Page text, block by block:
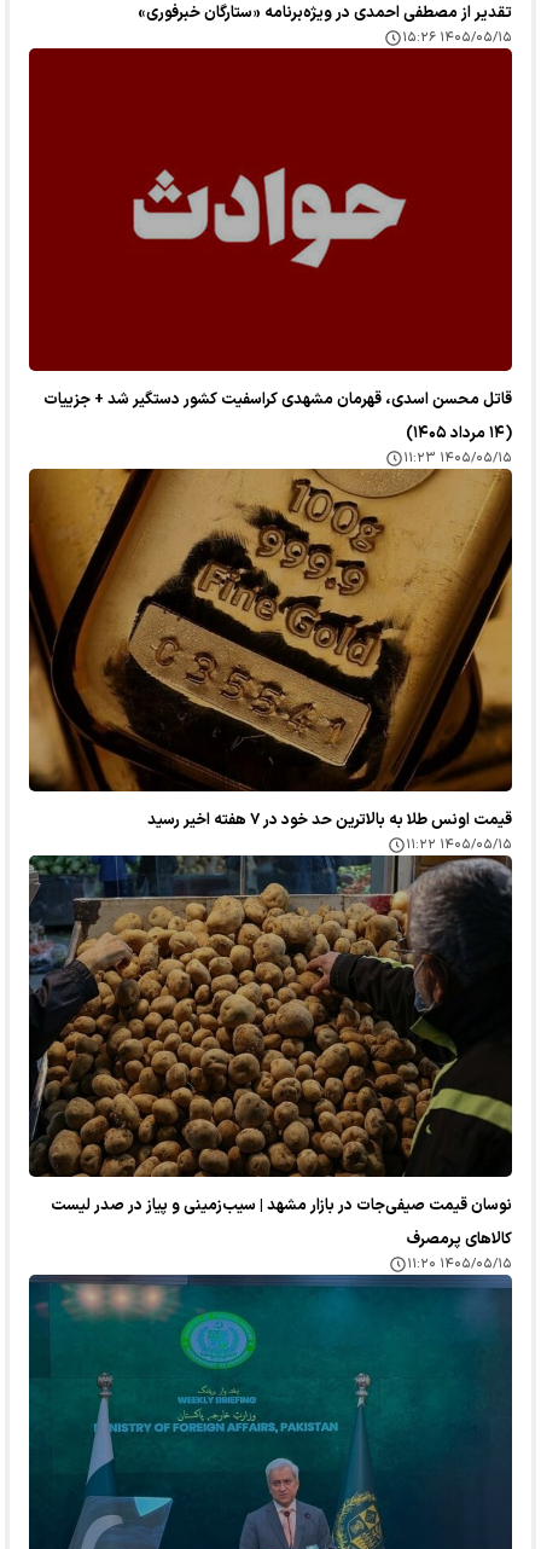
تقدیر از مصطفی احمدی در ویژه‌برنامه «ستارگان خبرفوری»
۱۴۰۵/۰۵/۱۵ ۱۵:۲۶
قاتل محسن اسدی، قهرمان مشهدی کراسفیت کشور دستگیر شد + جزییات
(۱۴ مرداد ۱۴۰۵)
۱۴۰۵/۰۵/۱۵ ۱۱:۲۳
قیمت اونس طلا به بالاترین حد خود در ۷ هفته اخیر رسید
۱۴۰۵/۰۵/۱۵ ۱۱:۲۲
نوسان قیمت صیفی‌جات در بازار مشهد | سیب‌زمینی و پیاز در صدر لیست
کالا‌های پرمصرف
۱۴۰۵/۰۵/۱۵ ۱۱:۲۰